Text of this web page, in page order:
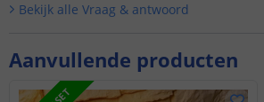
Aanvullende producten
Bekijk alle Vraag & antwoord